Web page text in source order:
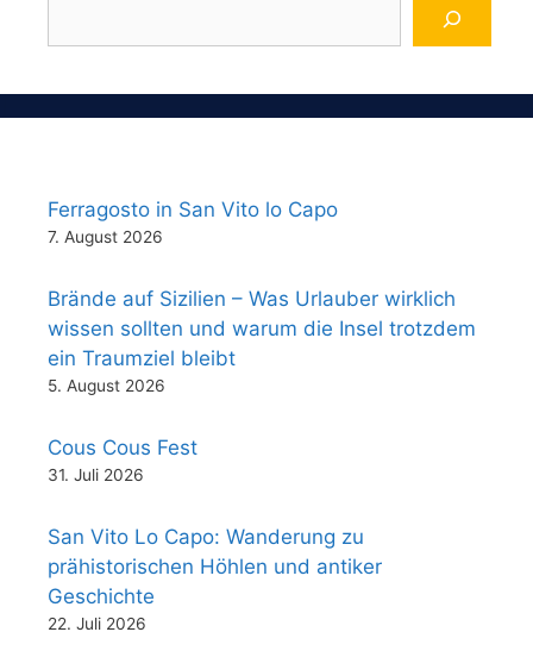
Ferragosto in San Vito lo Capo
7. August 2026
Brände auf Sizilien – Was Urlauber wirklich
wissen sollten und warum die Insel trotzdem
ein Traumziel bleibt
5. August 2026
Cous Cous Fest
31. Juli 2026
San Vito Lo Capo: Wanderung zu
prähistorischen Höhlen und antiker
Geschichte
22. Juli 2026